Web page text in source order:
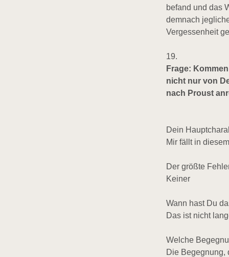
befand und das
demnach
Vergessenheit
19.
Frage:
nicht nur von
nach Proust
Dein
Mir fällt in
Der größte
Keiner
Wann hast Du
Das ist nicht
Welche
Die Begegnung,